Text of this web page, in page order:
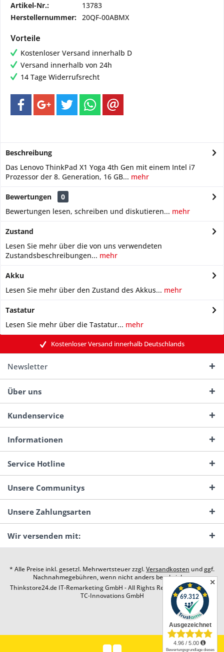
Artikel-Nr.:
13783
Herstellernummer: 20QF-00ABMX
Vorteile
Kostenloser Versand innerhalb D
Versand innerhalb von 24h
14 Tage Widerrufsrecht
Beschreibung
Das Lenovo ThinkPad X1 Yoga 4th Gen mit einem Intel i7
Prozessor der 8. Generation, 16 GB... mehr
Bewertungen
0
Bewertungen lesen, schreiben und diskutieren... mehr
Zustand
Lesen Sie mehr über die von uns verwendeten
Zustandsbeschreibungen... mehr
Akku
Lesen Sie mehr über den Zustand des Akkus... mehr
Tastatur
Lesen Sie mehr über die Tastatur... mehr
Kostenloser Versand innerhalb Deutschlands
Newsletter
Über uns
Kundenservice
Informationen
Service Hotline
Unsere Communitys
Unsere Zahlungsarten
Wir versenden mit:
* Alle Preise inkl. gesetzl. Mehrwertsteuer zzgl.Versandkosten und ggf.
Nachnahmegebühren, wenn nicht anders beschrieben
Thinkstore24.de IT-Remarketing GmbH - All Rights Reserved. Design by
TC-Innovations GmbH
✕